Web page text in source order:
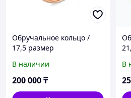
Обручальное кольцо /
17,5 размер
В наличии
200 000₸
В